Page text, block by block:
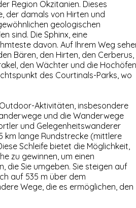
Region Okzitanien. Dieses
der damals von Hirten und
geologischen
sind. Die Sphinx, eine
davon. Auf Ihrem Weg
Bären, den Hirten, den Cerberus,
den Wächter und die
des Courtinals-Parks, wo
Aktivitäten, insbesondere
und die Wanderwege
und Gelegenheitswanderer
km lange Rundstrecke (mittlere
Schleife bietet die Möglichkeit,
zu gewinnen, um einen
die Sie umgeben. Sie steigen auf
auf 535 m über dem
Wege, die es ermöglichen, den